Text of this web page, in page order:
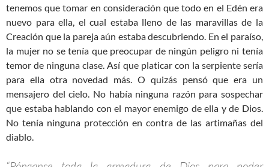
tenemos que tomar en consideración que todo en el Edén era
nuevo para ella, el cual estaba lleno de las maravillas de la
Creación que la pareja aún estaba descubriendo. En el paraíso,
la mujer no se tenía que preocupar de ningún peligro ni tenía
temor de ninguna clase. Así que platicar con la serpiente sería
para ella otra novedad más. O quizás pensó que era un
mensajero del cielo. No había ninguna razón para sospechar
que estaba hablando con el mayor enemigo de ella y de Dios.
No tenía ninguna protección en contra de las artimañas del
diablo.